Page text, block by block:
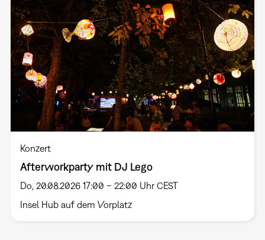
Konzert
Afterworkparty mit DJ Lego
Do, 20.08.2026 17:00 – 22:00 Uhr CEST
Insel Hub auf dem Vorplatz